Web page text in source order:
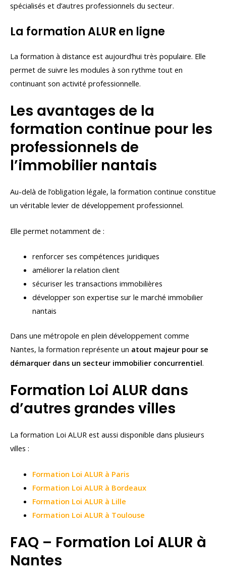
spécialisés et d’autres professionnels du secteur.
La formation ALUR en ligne
La formation à distance est aujourd’hui très populaire. Elle
permet de suivre les modules à son rythme tout en
continuant son activité professionnelle.
Les avantages de la
formation continue pour les
professionnels de
l’immobilier nantais
Au-delà de l’obligation légale, la formation continue constitue
un véritable levier de développement professionnel.
Elle permet notamment de :
renforcer ses compétences juridiques
améliorer la relation client
sécuriser les transactions immobilières
développer son expertise sur le marché immobilier
nantais
Dans une métropole en plein développement comme
Nantes, la formation représente un atout majeur pour se
démarquer dans un secteur immobilier concurrentiel.
Formation Loi ALUR dans
d’autres grandes villes
La formation Loi ALUR est aussi disponible dans plusieurs
villes :
Formation Loi ALUR à Paris
Formation Loi ALUR à Bordeaux
Formation Loi ALUR à Lille
Formation Loi ALUR à Toulouse
FAQ – Formation Loi ALUR à
Nantes